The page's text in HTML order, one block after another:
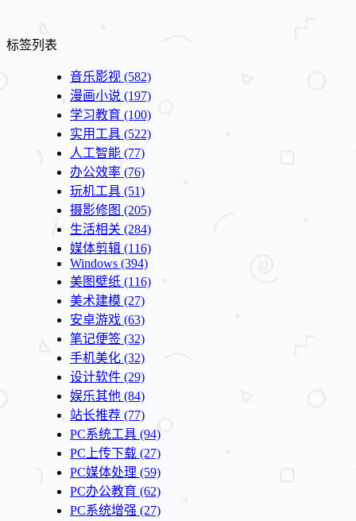
标签列表
音乐影视 (582)
漫画小说 (197)
学习教育 (100)
实用工具 (522)
人工智能 (77)
办公效率 (76)
玩机工具 (51)
摄影修图 (205)
生活相关 (284)
媒体剪辑 (116)
Windows (394)
美图壁纸 (116)
美术建模 (27)
安卓游戏 (63)
笔记便签 (32)
手机美化 (32)
设计软件 (29)
娱乐其他 (84)
站长推荐 (77)
PC系统工具 (94)
PC上传下载 (27)
PC媒体处理 (59)
PC办公教育 (62)
PC系统增强 (27)